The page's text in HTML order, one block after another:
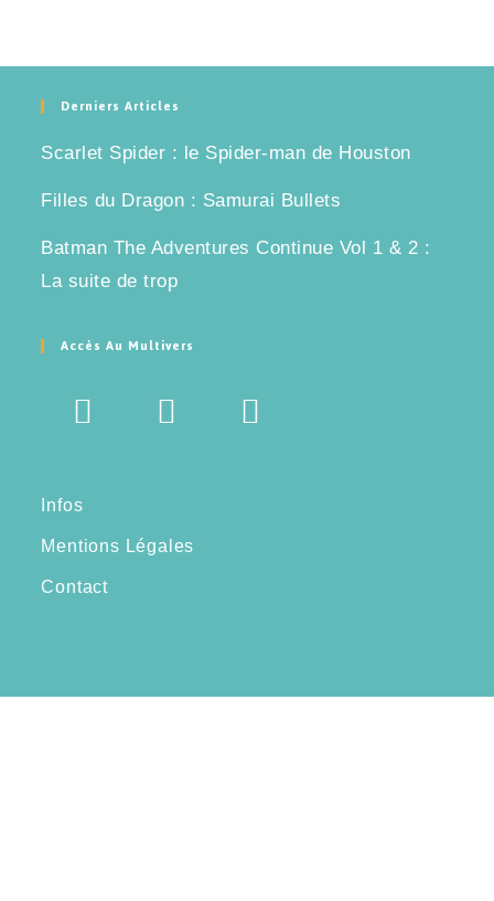
Derniers Articles
Scarlet Spider : le Spider-man de Houston
Filles du Dragon : Samurai Bullets
Batman The Adventures Continue Vol 1 & 2 :
La suite de trop
Accès Au Multivers
Infos
Mentions Légales
Contact